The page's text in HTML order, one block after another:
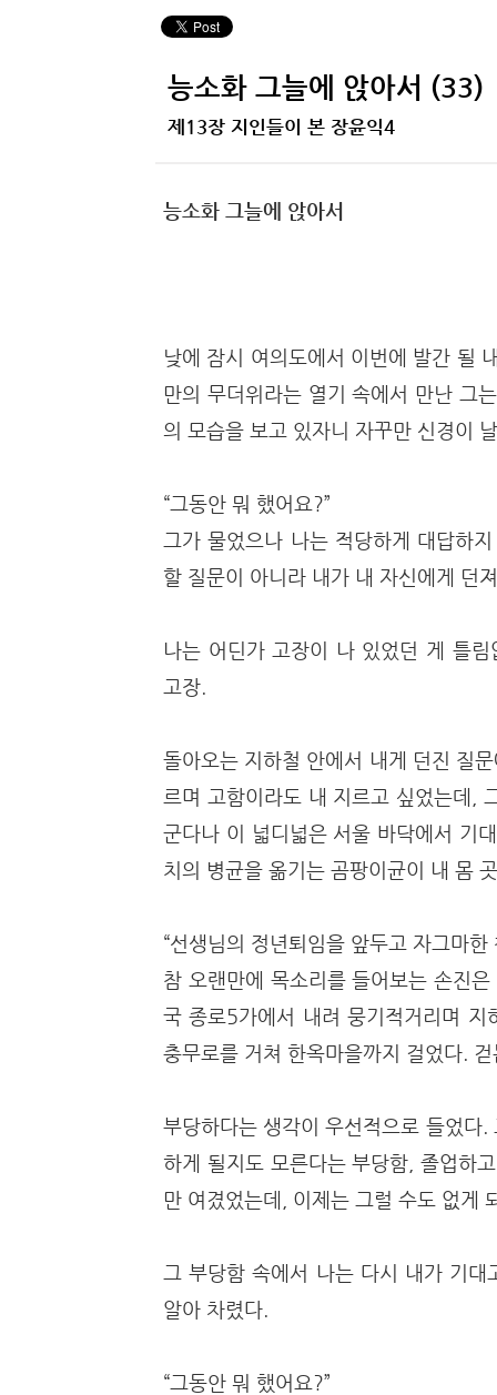
능소화 그늘에 앉아서 (33)
제13장 지인들이 본 장윤익4
능소화 그늘에 앉아서
낮에 잠시 여의도에서 이번에 발간 될
만의 무더위라는 열기 속에서 만난 그
의 모습을 보고 있자니 자꾸만 신경이
“그동안 뭐 했어요?”
그가 물었으나 나는 적당하게 대답하
할 질문이 아니라 내가 내 자신에게 던
나는 어딘가 고장이 나 있었던 게 틀
고장.
돌아오는 지하철 안에서 내게 던진 질
르며 고함이라도 내 지르고 싶었는데,
군다나 이 넓디넓은 서울 바닥에서 기
치의 병균을 옮기는 곰팡이균이 내 몸
“선생님의 정년퇴임을 앞두고 자그마
참 오랜만에 목소리를 들어보는 손진
국 종로5가에서 내려 뭉기적거리며
충무로를 거쳐 한옥마을까지 걸었다.
부당하다는 생각이 우선적으로 들었다
하게 될지도 모른다는 부당함, 졸업하
만 여겼었는데, 이제는 그럴 수도 없게
그 부당함 속에서 나는 다시 내가 기
알아 차렸다.
“그동안 뭐 했어요?”